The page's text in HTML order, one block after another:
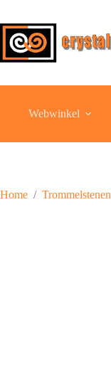
de
inhoud
Webwinkel
Home / Trommelstenen